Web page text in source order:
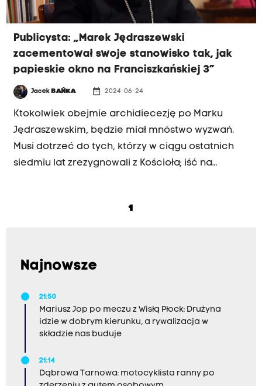
Publicysta: „Marek Jędraszewski
zacementował swoje stanowisko tak, jak
papieskie okno na Franciszkańskiej 3”
Jacek BAŃKA date_range 2024-06-24
Ktokolwiek obejmie archidiecezję po Marku
Jędraszewskim, będzie miał mnóstwo wyzwań.
Musi dotrzeć do tych, którzy w ciągu ostatnich
siedmiu lat zrezygnowali z Kościoła; iść na
krakowskiej, w czym lubował się Marek
arcybiskup Jędraszewski złożył rezygnację z
ukończenie przez niego 75 lat i przejście na
kościelną emeryturę.
1
Najnowsze
21:50
Mariusz Jop po meczu z Wisłą Płock: Drużyna
idzie w dobrym kierunku, a rywalizacja w
składzie nas buduje
21:14
Dąbrowa Tarnowa: motocyklista ranny po